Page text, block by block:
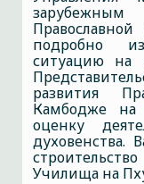
подробно
ситуацию на
развития
Камбодже на
оценку
духовенства.
Училища на